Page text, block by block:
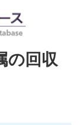
の回収